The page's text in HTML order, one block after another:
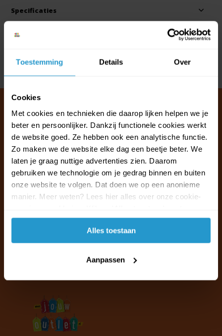
Toestemming Details Over
Cookies
Met cookies en technieken die daarop lijken helpen we je
beter en persoonlijker. Dankzij functionele cookies werkt
de website goed. Ze hebben ook een analytische functie.
Zo maken we de website elke dag een beetje beter. We
laten je graag nuttige advertenties zien. Daarom
gebruiken we technologie om je gedrag binnen en buiten
onze website te volgen. Dat doen we op een anonieme
manier. Meer weten? Lees hier alles over onze cookie-
accepteren.
Alles toestaan
Aanpassen
Specificaties
Reviews
Klantenservice & FAQ
Wij staan voor u klaar.
Ma t/m vr van 09:30 - 16:00 telefonisch
+31 (0)13 785 62 41
Naar de klantenservice & FAQ